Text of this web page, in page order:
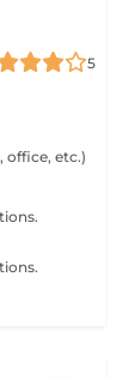
5
office, etc.)